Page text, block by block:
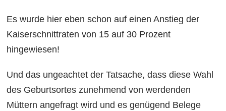
Es wurde hier eben schon auf einen Anstieg der
Kaiserschnittraten von 15 auf 30 Prozent
hingewiesen!
Und das ungeachtet der Tatsache, dass diese Wahl
des Geburtsortes zunehmend von werdenden
Müttern angefragt wird und es genügend Belege